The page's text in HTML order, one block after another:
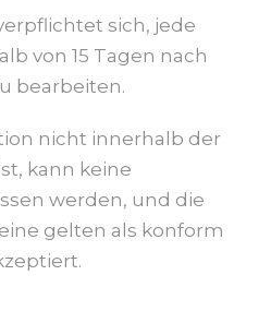
sich, jede
von 15 Tagen nach
bearbeiten.
nicht innerhalb der
kann keine
werden, und die
gelten als konform